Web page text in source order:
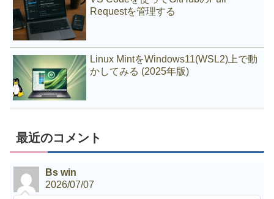
Requestを管理する
Linux MintをWindows11(WSL2)上で動
かしてみる (2025年版)
最近のコメント
Bs win
2026/07/07